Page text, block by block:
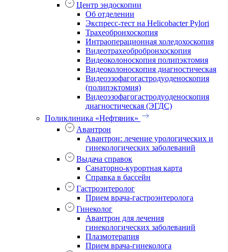
Центр эндоскопии
Об отделении
Экспресс-тест на Helicobacter Pylori
Трахеобронхоскопия
Интраоперационная холедохоскопия
Видеотрахеобробронхоскопия
Видеоколоноскопия полипэктомия
Видеоколоноскопия диагностическая
Видеоэзофагогастродуоденоскопия
(полипэктомия)
Видеоэзофагогастродуоденоскопия
диагностическая (ЭГДС)
Поликлиника «Нефтяник»
Авантрон
Авантрон: лечение урологических и
гинекологических заболеваний
Выдача справок
Санаторно-курортная карта
Справка в бассейн
Гастроэнтеролог
Прием врача-гастроэнтеролога
Гинеколог
Авантрон для лечения
гинекологических заболеваний
Плазмотерапия
Прием врача-гинеколога